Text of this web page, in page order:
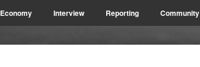
Economy Interview Reporting Community